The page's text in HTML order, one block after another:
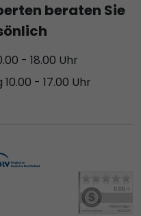
beraten Sie
- 18.00 Uhr
- 17.00 Uhr